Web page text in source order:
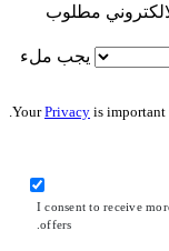
مطلوب
يجب ملء
YourPrivacy is important
I consent to receive
offers.